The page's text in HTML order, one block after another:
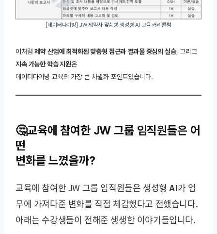
[데이터다이빙] JW 제약사 맞춤형 생성형 AI 교육 커리큘럼
이처럼제약 산업에 최적화된 맞춤형 접근과 결과물 중심의 실습, 그리고
지속 가능한 학습 지원은
데이터다이빙 교육의 가장 큰 차별화 포인트였습니다.
🤔교육에 참여한 JW 그룹 임직원들은 어
떤
변화를 느꼈을까?
교육에 참여한 JW 그룹 임직원들은 생성형 AI가 업
무에 가져다준 변화를 직접 체감했다고 전했습니다.
아래는 수강생들이 전해준 생생한 이야기들입니다.